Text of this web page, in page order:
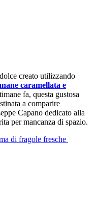
creato utilizzando
caramellata e
fa, questa gustosa
a comparire
Capano dedicato alla
per mancanza di spazio.
di fragole fresche